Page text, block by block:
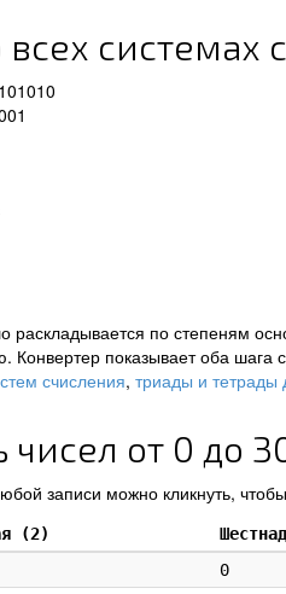
системах
раскладывается по степеням
Конвертер показывает оба
счисления, триады и тетрады
чисел от 0 до
записи можно кликнуть,
(2)
0